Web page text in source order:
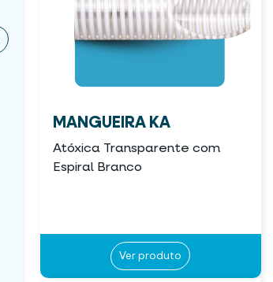
MANGUEIRA KA
Atóxica Transparente com
Espiral Branco
Ver produto